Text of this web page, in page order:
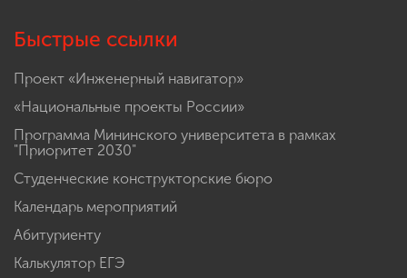
Быстрые ссылки
Проект «Инженерный навигатор»
«Национальные проекты России»
Программа Мининского университета в рамках
"Приоритет 2030"
Студенческие конструкторские бюро
Календарь мероприятий
Абитуриенту
Калькулятор ЕГЭ